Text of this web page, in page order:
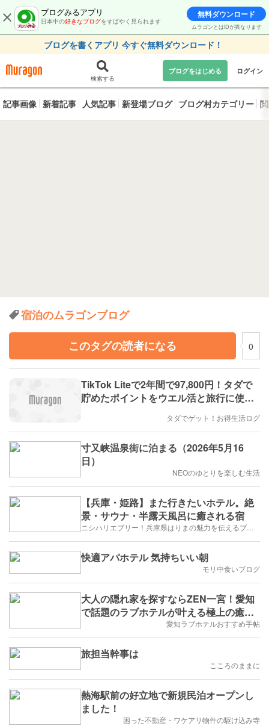
ブログみるアプリ
日本中の好きなブログをすばやく見られます
無料ダウンロード
ムラゴンとはIDが異なります
ブログを書くアプリ 今すぐ無料ダウンロード！
検索する
ブログをはじめる ログイン
記事画像 新着記事 人気記事 新登場ブログ ブログ村カテゴリー
宿泊のムラゴンブログ
このタグの読者になる
0
TikTok Liteで2年間で97,800円！タダで
貯めたポイントをウエル活と旅行に使い
タダでゲット！お得生活ログ
寸又峡温泉街に泊まる（2026年5月16
日）
NEOのゆとりを楽しむ生活
【兵庫・姫路】また行きたいホテル。絶
景・サウナ・半露天風呂に癒される宿
快適アパホテル 気持ちいい朝
モリ中食いブログ
大人の隠れ家を探すならZEN一宮！愛知
で話題のラブホテルが叶える極上の癒や
愛知ラブホテルおすすめ手帖
旅担当幹事は
こころのままに
熱海駅前の好立地で新規民泊オープンし
ました！
困った不動産・ワケアリ物件の駆け込み寺